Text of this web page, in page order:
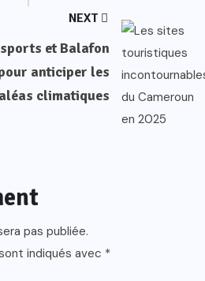
NEXT
et Balafon
anticiper les
aléas climatiques
pas publiée.
indiqués avec *